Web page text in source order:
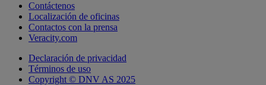
Contáctenos
Localización de oficinas
Contactos con la prensa
Veracity.com
Declaración de privacidad
Términos de uso
Copyright © DNV AS 2025